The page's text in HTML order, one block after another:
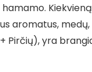
aromatus,
Pirčių), yra